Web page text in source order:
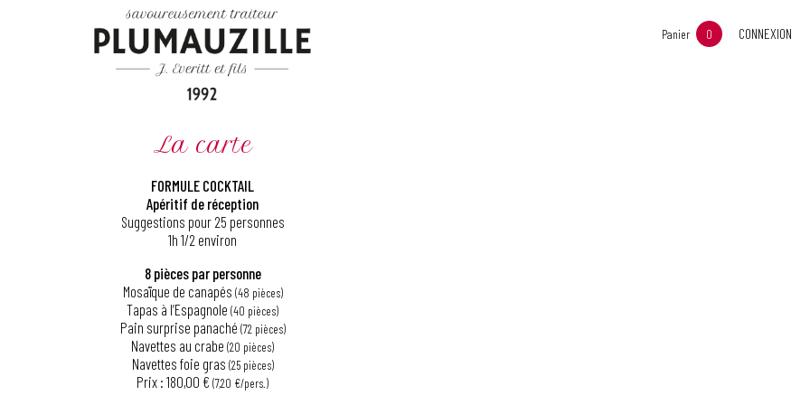
Panier 0 CONNEXION
La carte
FORMULE COCKTAIL
Apéritif de réception
Suggestions pour 25 personnes
1h 1/2 environ
8 pièces par personne
Mosaïque de canapés (48 pièces)
Tapas à l’Espagnole (40 pièces)
Pain surprise panaché (72 pièces)
Navettes au crabe (20 pièces)
Navettes foie gras (25 pièces)
Prix : 180,00 € (7,20 €/pers.)